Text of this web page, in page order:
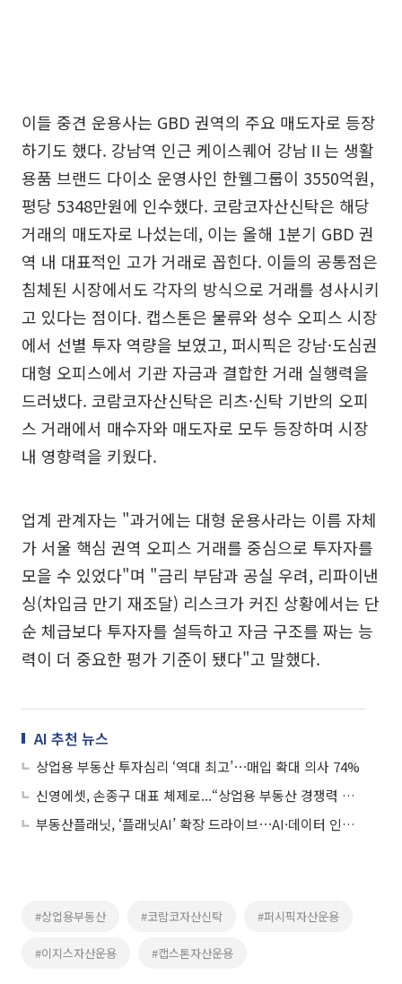
이들 중견 운용사는 GBD 권역의 주요 매도자로 등장
하기도 했다. 강남역 인근 케이스퀘어 강남Ⅱ는 생활
용품 브랜드 다이소 운영사인 한웰그룹이 3550억원,
평당 5348만원에 인수했다. 코람코자산신탁은 해당
거래의 매도자로 나섰는데, 이는 올해 1분기 GBD 권
역 내 대표적인 고가 거래로 꼽힌다. 이들의 공통점은
침체된 시장에서도 각자의 방식으로 거래를 성사시키
고 있다는 점이다. 캡스톤은 물류와 성수 오피스 시장
에서 선별 투자 역량을 보였고, 퍼시픽은 강남·도심권
대형 오피스에서 기관 자금과 결합한 거래 실행력을
드러냈다. 코람코자산신탁은 리츠·신탁 기반의 오피
스 거래에서 매수자와 매도자로 모두 등장하며 시장
내 영향력을 키웠다.
업계 관계자는 "과거에는 대형 운용사라는 이름 자체
가 서울 핵심 권역 오피스 거래를 중심으로 투자자를
모을 수 있었다"며 "금리 부담과 공실 우려, 리파이낸
싱(차입금 만기 재조달) 리스크가 커진 상황에서는 단
순 체급보다 투자자를 설득하고 자금 구조를 짜는 능
력이 더 중요한 평가 기준이 됐다"고 말했다.
AI 추천 뉴스
상업용 부동산 투자심리 ‘역대 최고’⋯매입 확대 의사 74%
신영에셋, 손종구 대표 체제로...“상업용 부동산 경쟁력 강화”
부동산플래닛, ‘플래닛AI’ 확장 드라이브⋯AI·데이터 인재 확보
#상업용부동산 #코람코자산신탁 #퍼시픽자산운용
#이지스자산운용 #캡스톤자산운용